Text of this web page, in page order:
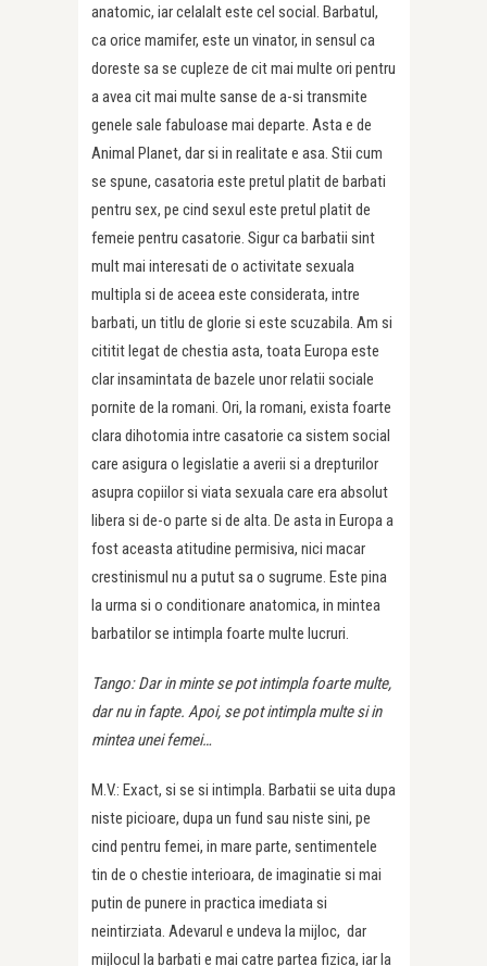
anatomic, iar celalalt este cel social. Barbatul,
ca orice mamifer, este un vinator, in sensul ca
doreste sa se cupleze de cit mai multe ori pentru
a avea cit mai multe sanse de a-si transmite
genele sale fabuloase mai departe. Asta e de
Animal Planet, dar si in realitate e asa. Stii cum
se spune, casatoria este pretul platit de barbati
pentru sex, pe cind sexul este pretul platit de
femeie pentru casatorie. Sigur ca barbatii sint
mult mai interesati de o activitate sexuala
multipla si de aceea este considerata, intre
barbati, un titlu de glorie si este scuzabila. Am si
cititit legat de chestia asta, toata Europa este
clar insamintata de bazele unor relatii sociale
pornite de la romani. Ori, la romani, exista foarte
clara dihotomia intre casatorie ca sistem social
care asigura o legislatie a averii si a drepturilor
asupra copiilor si viata sexuala care era absolut
libera si de-o parte si de alta. De asta in Europa a
fost aceasta atitudine permisiva, nici macar
crestinismul nu a putut sa o sugrume. Este pina
la urma si o conditionare anatomica, in mintea
barbatilor se intimpla foarte multe lucruri.
Tango: Dar in minte se pot intimpla foarte multe,
dar nu in fapte. Apoi, se pot intimpla multe si in
mintea unei femei…
M.V.: Exact, si se si intimpla. Barbatii se uita dupa
niste picioare, dupa un fund sau niste sini, pe
cind pentru femei, in mare parte, sentimentele
tin de o chestie interioara, de imaginatie si mai
putin de punere in practica imediata si
neintirziata. Adevarul e undeva la mijloc, dar
mijlocul la barbati e mai catre partea fizica, iar la